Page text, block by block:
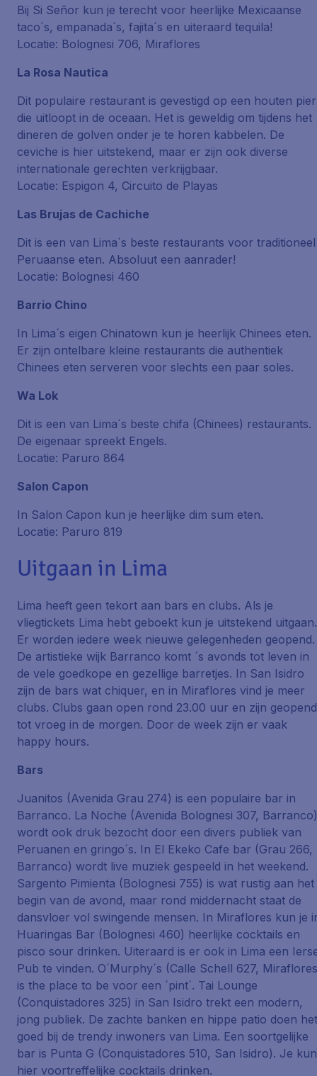
Bij Si Señor kun je terecht voor heerlijke Mexicaanse
taco´s, empanada´s, fajita´s en uiteraard tequila!
Locatie: Bolognesi 706, Miraflores
La Rosa Nautica
Dit populaire restaurant is gevestigd op een houten pier
die uitloopt in de oceaan. Het is geweldig om tijdens het
dineren de golven onder je te horen kabbelen. De
ceviche is hier uitstekend, maar er zijn ook diverse
internationale gerechten verkrijgbaar.
Locatie: Espigon 4, Circuito de Playas
Las Brujas de Cachiche
Dit is een van Lima´s beste restaurants voor traditioneel
Peruaanse eten. Absoluut een aanrader!
Locatie: Bolognesi 460
Barrio Chino
In Lima´s eigen Chinatown kun je heerlijk Chinees eten.
Er zijn ontelbare kleine restaurants die authentiek
Chinees eten serveren voor slechts een paar soles.
Wa Lok
Dit is een van Lima´s beste chifa (Chinees) restaurants.
De eigenaar spreekt Engels.
Locatie: Paruro 864
Salon Capon
In Salon Capon kun je heerlijke dim sum eten.
Locatie: Paruro 819
Uitgaan in Lima
Lima heeft geen tekort aan bars en clubs. Als je
vliegtickets Lima hebt geboekt kun je uitstekend uitgaan.
Er worden iedere week nieuwe gelegenheden geopend.
De artistieke wijk Barranco komt ´s avonds tot leven in
de vele goedkope en gezellige barretjes. In San Isidro
zijn de bars wat chiquer, en in Miraflores vind je meer
clubs. Clubs gaan open rond 23.00 uur en zijn geopend
tot vroeg in de morgen. Door de week zijn er vaak
happy hours.
Bars
Juanitos (Avenida Grau 274) is een populaire bar in
Barranco. La Noche (Avenida Bolognesi 307, Barranco)
wordt ook druk bezocht door een divers publiek van
Peruanen en gringo´s. In El Ekeko Cafe bar (Grau 266,
Barranco) wordt live muziek gespeeld in het weekend.
Sargento Pimienta (Bolognesi 755) is wat rustig aan het
begin van de avond, maar rond middernacht staat de
dansvloer vol swingende mensen. In Miraflores kun je
Huaringas Bar (Bolognesi 460) heerlijke cocktails en
pisco sour drinken. Uiteraard is er ook in Lima een
Pub te vinden. O´Murphy´s (Calle Schell 627,
is the place to be voor een ´pint´. Tai Lounge
(Conquistadores 325) in San Isidro trekt een modern,
jong publiek. De zachte banken en hippe patio doen het
goed bij de trendy inwoners van Lima. Een soortgelijke
bar is Punta G (Conquistadores 510, San Isidro). Je
hier voortreffelijke cocktails drinken.